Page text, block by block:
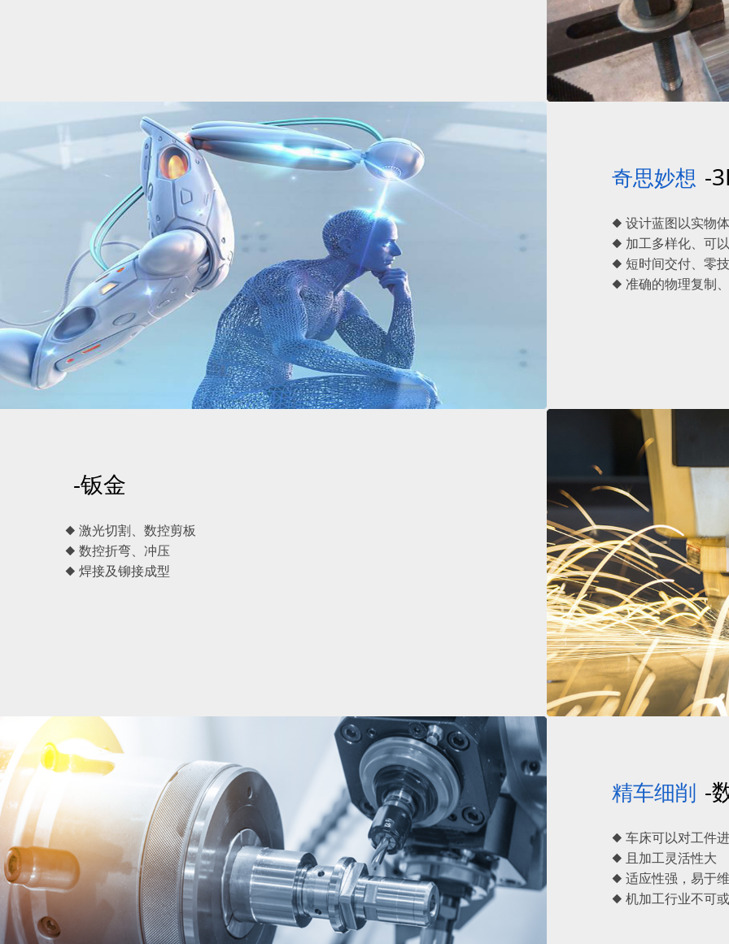
奇思妙想 -
◆ 设计蓝图以实物
◆ 加工多样化、可
◆ 短时间交付、零
◆ 准确的物理复制
-钣金
◆ 激光切割、数控剪板
◆ 数控折弯、冲压
◆ 焊接及铆接成型
精车细削 -
◆ 车床可以对工件
◆ 且加工灵活性大
◆ 适应性强，易于
◆ 机加工行业不可